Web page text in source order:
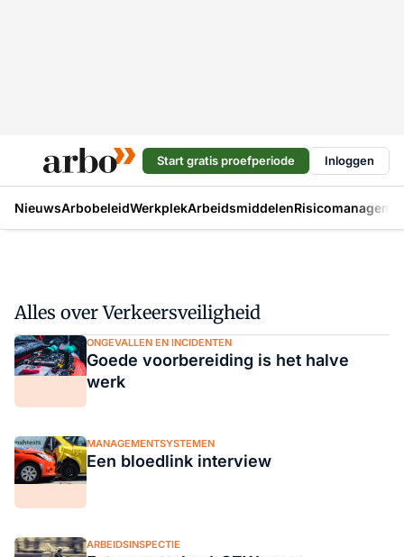
Start gratis proefperiode Inloggen
NieuwsArbobeleidWerkplekArbeidsmiddelen
Alles over Verkeersveiligheid
ONGEVALLEN EN INCIDENTEN
Goede voorbereiding is het halve
werk
MANAGEMENTSYSTEMEN
Een bloedlink interview
ARBEIDSINSPECTIE